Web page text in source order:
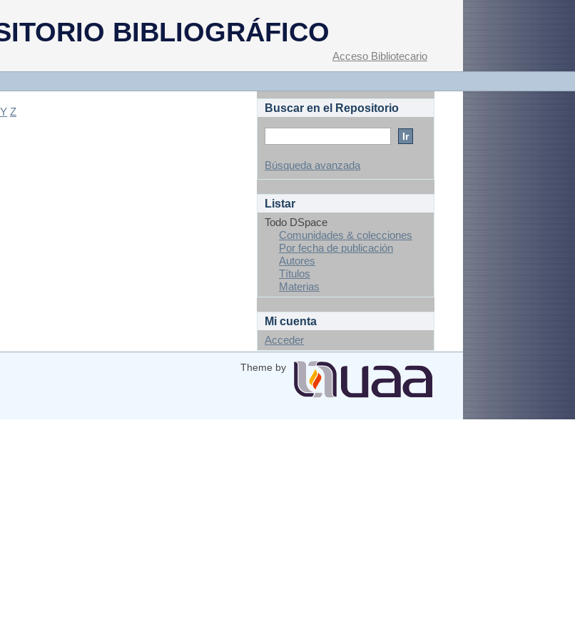
BIBLIOGRÁFICO
Acceso Bibliotecario
Y Z
Buscar en el Repositorio
Búsqueda avanzada
Listar
Todo DSpace
Comunidades & colecciones
Por fecha de publicación
Autores
Títulos
Materias
Mi cuenta
Acceder
Theme by